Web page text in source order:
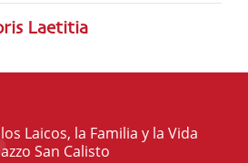
Laetitia
Laicos, la Familia y la Vida
San Calisto